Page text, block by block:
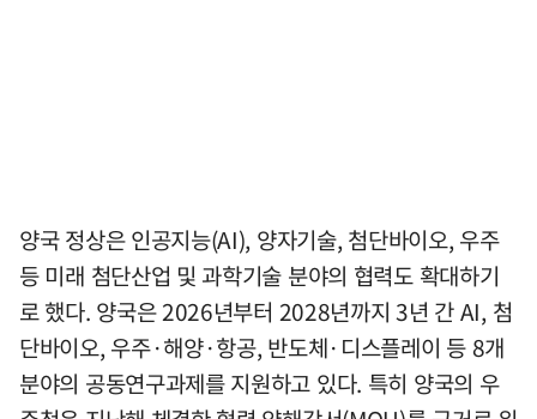
양국 정상은 인공지능(AI), 양자기술, 첨단바이오, 우주
등 미래 첨단산업 및 과학기술 분야의 협력도 확대하기
로 했다. 양국은 2026년부터 2028년까지 3년 간 AI, 첨
단바이오, 우주·해양·항공, 반도체·디스플레이 등 8개
분야의 공동연구과제를 지원하고 있다. 특히 양국의 우